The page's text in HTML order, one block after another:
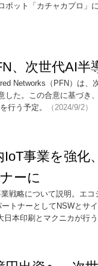
ボット「カチャカプロ」
、次世代AI半
Networks（PFN）は、
した。この合意に基づき
行う予定。
（2024/9/2）
事業を強化
ーに
戦略について説明。エ
トナーとしてNSWとサ
本印刷とマクニカが行